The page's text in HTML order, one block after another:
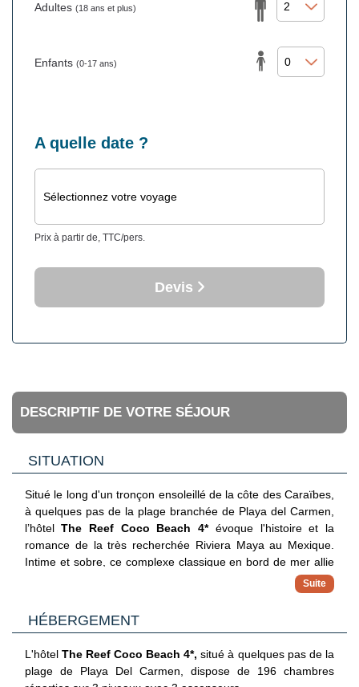
Adultes (18 ans et plus)
Enfants (0-17 ans)
A quelle date ?
Sélectionnez votre voyage
Prix à partir de, TTC/pers.
Devis
DESCRIPTIF DE VOTRE SÉJOUR
SITUATION
Situé le long d'un tronçon ensoleillé de la côte des Caraïbes,
à quelques pas de la plage branchée de Playa del Carmen,
l’hôtel The Reef Coco Beach 4*évoque l'histoire et la
romance de la très recherchée Riviera Maya au Mexique.
Intime et sobre, ce complexe classique en bord de mer allie
la beauté de l'une des plus belles plages du monde à une
piscine, des activités et des possibilités de restauration
conçues pour les familles dans un emplacement central et
pratique.
HÉBERGEMENT
L'hôtel The Reef Coco Beach 4*, situé à quelques pas de la
plage de Playa Del Carmen, dispose de 196 chambres